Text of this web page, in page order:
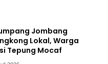
Jombang
Lokal, Warga
Tepung Mocaf